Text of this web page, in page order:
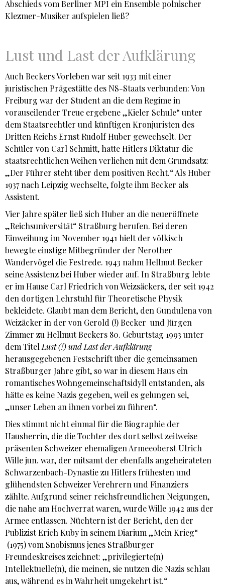
Abschieds vom Berliner MPI ein Ensemble polnischer
Klezmer-Musiker aufspielen ließ?
Lust und Last der Aufklärung
Auch Beckers Vorleben war seit 1933 mit einer
juristischen Prägestätte des NS-Staats verbunden: Von
Freiburg war der Student an die dem Regime in
vorauseilender Treue ergebene „Kieler Schule“ unter
dem Staatsrechtler und künftigen Kronjuristen des
Dritten Reichs Ernst Rudolf Huber gewechselt. Der
Schüler von Carl Schmitt, hatte Hitlers Diktatur die
staatsrechtlichen Weihen verliehen mit dem Grundsatz:
„Der Führer steht über dem positiven Recht.“ Als Huber
1937 nach Leipzig wechselte, folgte ihm Becker als
Assistent.
Vier Jahre später ließ sich Huber an die neueröffnete
„Reichsuniversität“ Straßburg berufen. Bei deren
Einweihung im November 1941 hielt der völkisch
bewegte einstige Mitbegründer der Nerother
Wandervögel die Festrede. 1943 nahm Hellmut Becker
seine Assistenz bei Huber wieder auf. In Straßburg lebte
er im Hause Carl Friedrich von Weizsäckers, der seit 1942
den dortigen Lehrstuhl für Theoretische Physik
bekleidete. Glaubt man dem Bericht, den Gundulena von
Weizäcker in der von Gerold (!) Becker und Jürgen
Zimmer zu Hellmut Beckers 80. Geburtstag 1993 unter
dem TitelLust (!) und Last der Aufklärung
herausgegebenen Festschrift über die gemeinsamen
Straßburger Jahre gibt, so war in diesem Haus ein
romantisches Wohngemeinschaftsidyll entstanden, als
hätte es keine Nazis gegeben, weil es gelungen sei,
„unser Leben an ihnen vorbei zu führen“.
Dies stimmt nicht einmal für die Biographie der
Hausherrin, die die Tochter des dort selbst zeitweise
präsenten Schweizer ehemaligen Armeeoberst Ulrich
Wille jun. war, der mitsamt der ebenfalls angeheirateten
Schwarzenbach-Dynastie zu Hitlers frühesten und
glühendsten Schweizer Verehrern und Finanziers
zählte. Aufgrund seiner reichsfreundlichen Neigungen,
die nahe am Hochverrat waren, wurde Wille 1942 aus der
Armee entlassen. Nüchtern ist der Bericht, den der
Publizist Erich Kuby in seinem Diarium „Mein Krieg“
(1975) vom Snobismus jenes Straßburger
Freundeskreises zeichnet: „privilegierte(n)
Intellektuelle(n), die meinen, sie nutzen die Nazis schlau
aus, während es in Wahrheit umgekehrt ist.“